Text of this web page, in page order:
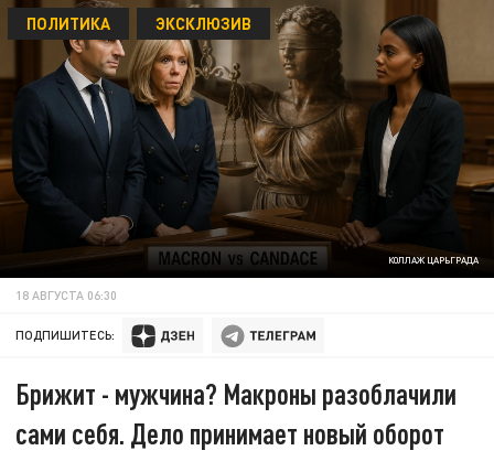
КОЛЛАЖ ЦАРЬГРАДА
ПОЛИТИКА ЭКСКЛЮЗИВ
18 АВГУСТА 06:30
ПОДПИШИТЕСЬ:
Брижит - мужчина? Макроны разоблачили
сами себя. Дело принимает новый оборот